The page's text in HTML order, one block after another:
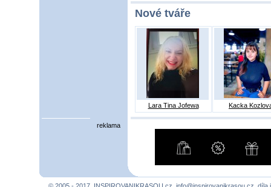
Nové tváře
Lara Tina Jofewa Kacka
reklama